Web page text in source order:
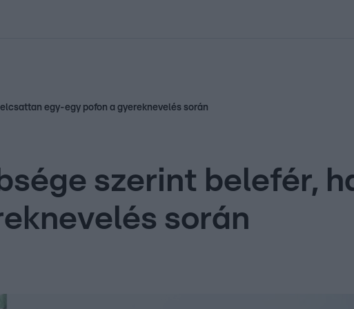
egy-egy pofon a gyereknevelés során
szerint belefér,
során